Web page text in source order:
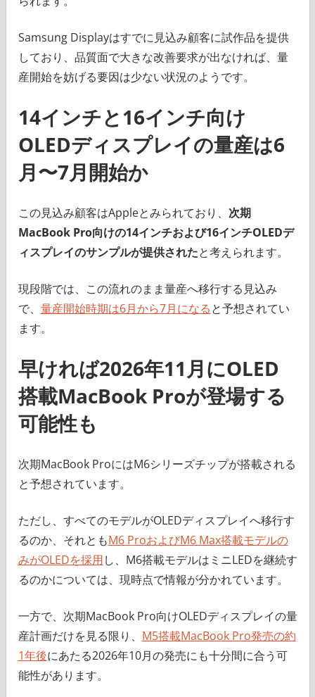
Samsung Displayはすでに見込み顧客に試作品を提供
しており、品質面で大きな改善要求が出なければ、量
産開始を妨げる要因は少ない状況のようです。
14インチと16インチ向け
OLEDディスプレイの量産は6
月〜7月開始か
この見込み顧客はAppleとみられており、 次期
MacBook Pro向けの14インチおよび16インチOLEDデ
ィスプレイのサンプルが提供されたと考えられます。
現段階では、この流れのまま量産へ移行する見込み
で、 量産開始時期は6月から7月になると予想されてい
ます。
早ければ2026年11月にOLED
搭載MacBook Proが登場する
可能性も
次期MacBook ProにはM6シリーズチップが搭載される
と予想されています。
ただし、すべてのモデルがOLEDディスプレイへ移行す
るのか、それともM6 ProおよびM6 Max搭載モデルの
みがOLEDを採用し、M6搭載モデルはミニLEDを継続す
るのかについては、現時点で情報が分かれています。
一方で、次期MacBook Pro向けOLEDディスプレイの量
産計画だけを見る限り、 M5搭載MacBook Pro発売の約
1年後にあたる2026年10月の発売にも十分間に合う可
能性があります。